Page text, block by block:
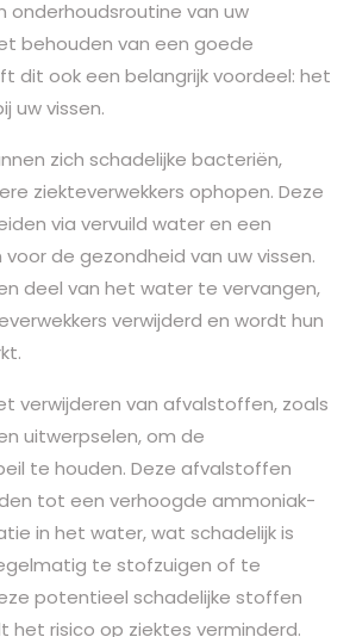
onderhoudsroutine van uw
behouden van een goede
dit ook een belangrijk voordeel: het
uw vissen.
zich schadelijke bacteriën,
ziekteverwekkers ophopen. Deze
via vervuild water en een
de gezondheid van uw vissen.
deel van het water te vervangen,
verwijderd en wordt hun
verwijderen van afvalstoffen, zoals
uitwerpselen, om de
te houden. Deze afvalstoffen
tot een verhoogde ammoniak-
in het water, wat schadelijk is
te stofzuigen of te
potentieel schadelijke stoffen
het risico op ziektes verminderd.